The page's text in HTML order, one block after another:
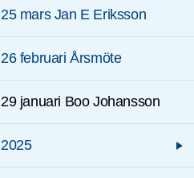
25 mars Jan E Eriksson
26 februari Årsmöte
29 januari Boo Johansson
2025